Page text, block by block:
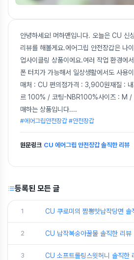
안녕하세요! 머하맨입니다. 오늘은 CU 신
리뷰를 해볼게요.에어그립 안전장갑은 나
업사이클링 상품이에요.여러 작업 환경에
폰 터치가 가능해서 일상생활에서도 사용
매처 : CU 편의점가격 : 3,900원재질 : 내
르 100% / 코팅-NBR100%사이즈 : M /
매하는 상품입니다....
#에어그립안전장갑 #안전장갑
원문링크 CU 에어그립 안전장갑 솔직한 리뷰
등록된 모든 글
1 CU 쿠로미의 짬뽕맛납작당면 솔
2 CU 납작복숭아꿀물 솔직한 리뷰
3 CU 소프트롤링스윗허니 솔직한